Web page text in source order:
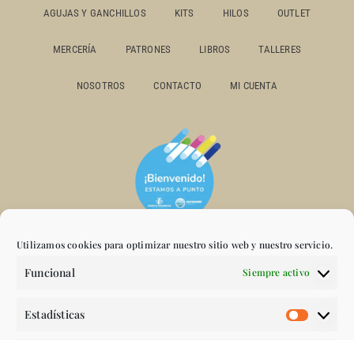
Utilizamos cookies para optimizar nuestro sitio web y nuestro servicio.
Funcional Siempre activo
Estadísticas
AGUJAS Y GANCHILLOS KITS HILOS OUTLET
MERCERÍA PATRONES LIBROS TALLERES
NOSOTROS CONTACTO MI CUENTA